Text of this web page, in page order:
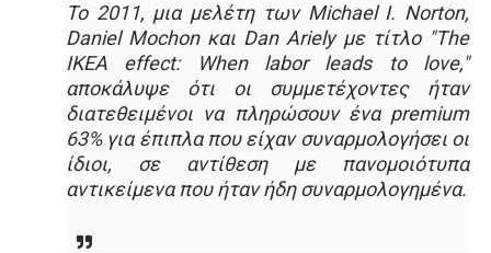
Το 2011, μια μελέτη των Michael I. Norton,
Daniel Mochon και Dan Ariely με τίτλο "The
IKEA effect: When labor leads to love,"
αποκάλυψε ότι οι συμμετέχοντες ήταν
διατεθειμένοι να πληρώσουν ένα premium
63% για έπιπλα που είχαν συναρμολογήσει οι
ίδιοι, σε αντίθεση με πανομοιότυπα
αντικείμενα που ήταν ήδη συναρμολογημένα.